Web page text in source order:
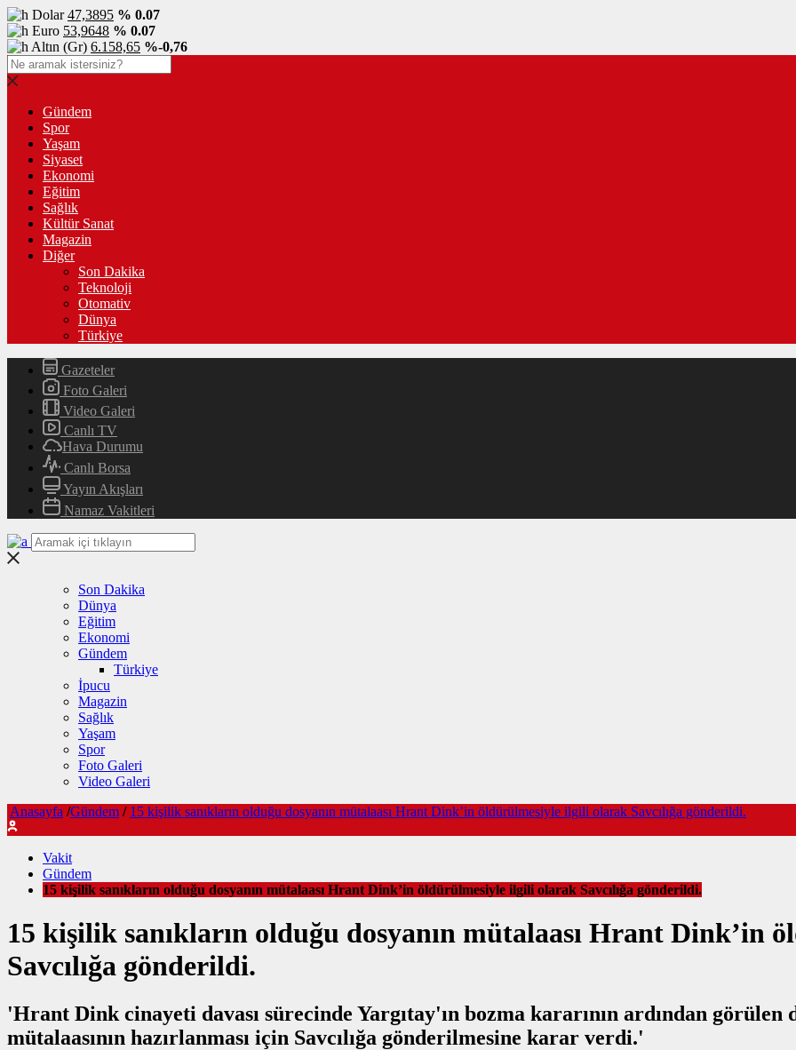
Dolar47,3895 % 0.07
Euro 53,9648 % 0.07
Altın (Gr) 6.158,65 %-0,76
Gündem
Spor
Yaşam
Siyaset
Ekonomi
Eğitim
Sağlık
Kültür Sanat
Magazin
Diğer
Son Dakika
Teknoloji
Otomativ
Dünya
Türkiye
Gazeteler
Foto Galeri
Video Galeri
Canlı TV
Hava Durumu
Canlı Borsa
Yayın Akışları
Namaz Vakitleri
Son Dakika
Dünya
Eğitim
Ekonomi
Gündem
Türkiye
İpucu
Magazin
Sağlık
Yaşam
Spor
Foto Galeri
Video Galeri
Anasayfa /Gündem / 15 kişilik sanıkların olduğu dosyanın mütalaası Hrant Dink’in öldürülmesiyle ilgili olarak Savcılığa gönderildi.
Vakit
Gündem
15 kişilik sanıkların olduğu dosyanın mütalaası Hrant Dink’in öldürülmesiyle ilgili olarak Savcılığa gönderildi.
15 kişilik sanıkların olduğu dosyanın mütalaası Hrant Dink’in
Savcılığa gönderildi.
'Hrant Dink cinayeti davası sürecinde Yargıtay'ın bozma kararının ardından görülen
mütalaasının hazırlanması için Savcılığa gönderilmesine karar verdi.'